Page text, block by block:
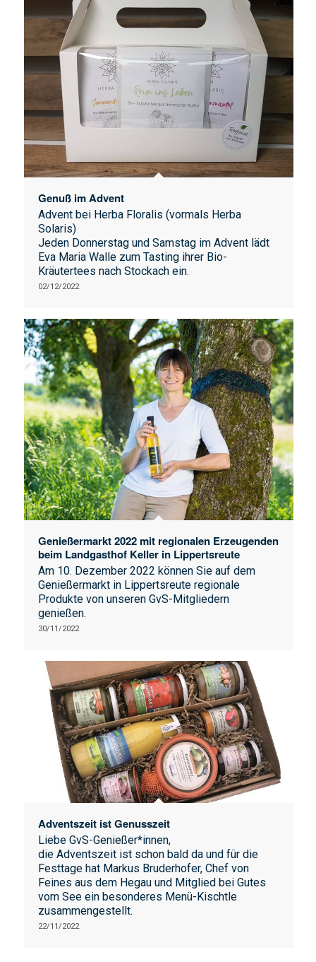
Genuß im Advent
Advent bei Herba Floralis (vormals Herba
Solaris)
Jeden Donnerstag und Samstag im Advent lädt
Eva Maria Walle zum Tasting ihrer Bio-
Kräutertees nach Stockach ein.
02/12/2022
Genießermarkt 2022 mit regionalen Erzeugenden
beim Landgasthof Keller in Lippertsreute
Am 10. Dezember 2022 können Sie auf dem
Genießermarkt in Lippertsreute regionale
Produkte von unseren GvS-Mitgliedern
genießen.
30/11/2022
Adventszeit ist Genusszeit
Liebe GvS-Genießer*innen,
die Adventszeit ist schon bald da und für die
Festtage hat Markus Bruderhofer, Chef von
Feines aus dem Hegau und Mitglied bei Gutes
vom See ein besonderes Menü-Kischtle
zusammengestellt.
22/11/2022